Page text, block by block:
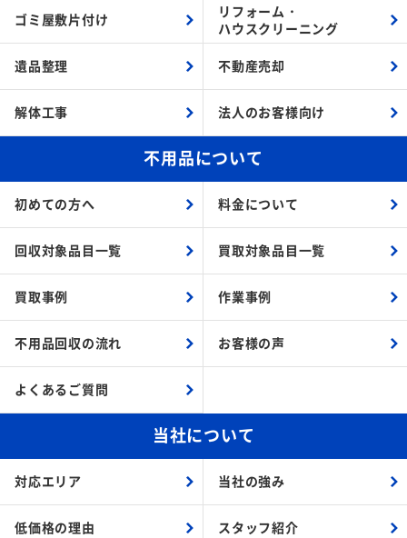
ゴミ屋敷片付け
リフォーム・
ハウスクリーニング
遺品整理 不動産売却
解体工事 法人のお客様向け
不用品について
初めての方へ 料金について
回収対象品目一覧 買取対象品目一覧
買取事例 作業事例
不用品回収の流れ お客様の声
よくあるご質問
当社について
対応エリア 当社の強み
低価格の理由 スタッフ紹介